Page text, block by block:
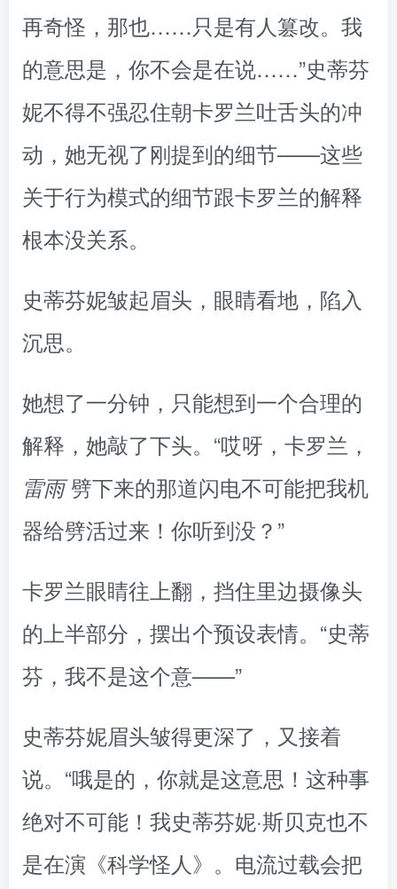
再奇怪，那也……只是有人篡改。我
的意思是，你不会是在说……”史蒂芬
妮不得不强忍住朝卡罗兰吐舌头的冲
动，她无视了刚提到的细节——这些
关于行为模式的细节跟卡罗兰的解释
根本没关系。
史蒂芬妮皱起眉头，眼睛看地，陷入
沉思。
她想了一分钟，只能想到一个合理的
解释，她敲了下头。“哎呀，卡罗兰，
雷雨劈下来的那道闪电不可能把我机
器给劈活过来！你听到没？”
卡罗兰眼睛往上翻，挡住里边摄像头
的上半部分，摆出个预设表情。“史蒂
芬，我不是这个意——”
史蒂芬妮眉头皱得更深了，又接着
说。“哦是的，你就是这意思！这种事
绝对不可能！我史蒂芬妮·斯贝克也不
是在演《科学怪人》。电流过载会把